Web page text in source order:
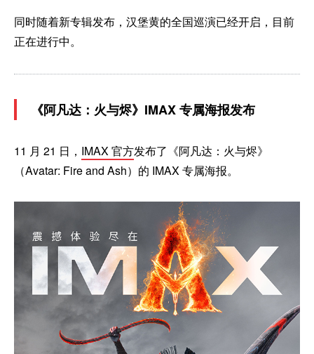
同时随着新专辑发布，汉堡黄的全国巡演已经开启，目前
正在进行中。
《阿凡达：火与烬》IMAX 专属海报发布
11 月 21 日， IMAX 官方发布了《阿凡达：火与烬》
（Avatar: Fire and Ash）的 IMAX 专属海报。